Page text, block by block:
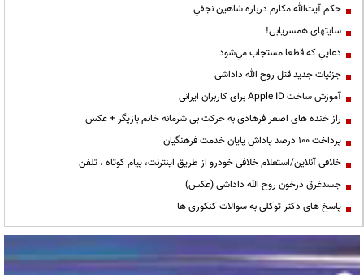
حكم آيت‌الله مكارم درباره شاهين نجفي
سایتهای همسریابی!
دعايي كه قطعا مستجاب مي‌شود
جزئیات جدید قتل روح الله داداشی
آموزش ساخت Apple ID برای کاربران ایرانی
راز خنده های اصغر فرهادی به حرکت بی شرمانه خانم بازیگر + عکس
پرداخت ۱۰۰ درصد پاداش پایان خدمت فرهنگیان
خلافی آنلاین/استعلام خلافی خودرو از طریق اینترنت، پیام کوتاه ، تلفن
جسدغرق درخون روح الله داداشی (عکس)
پاسخ های دکتر توکلی به سوالات کنکوری ها